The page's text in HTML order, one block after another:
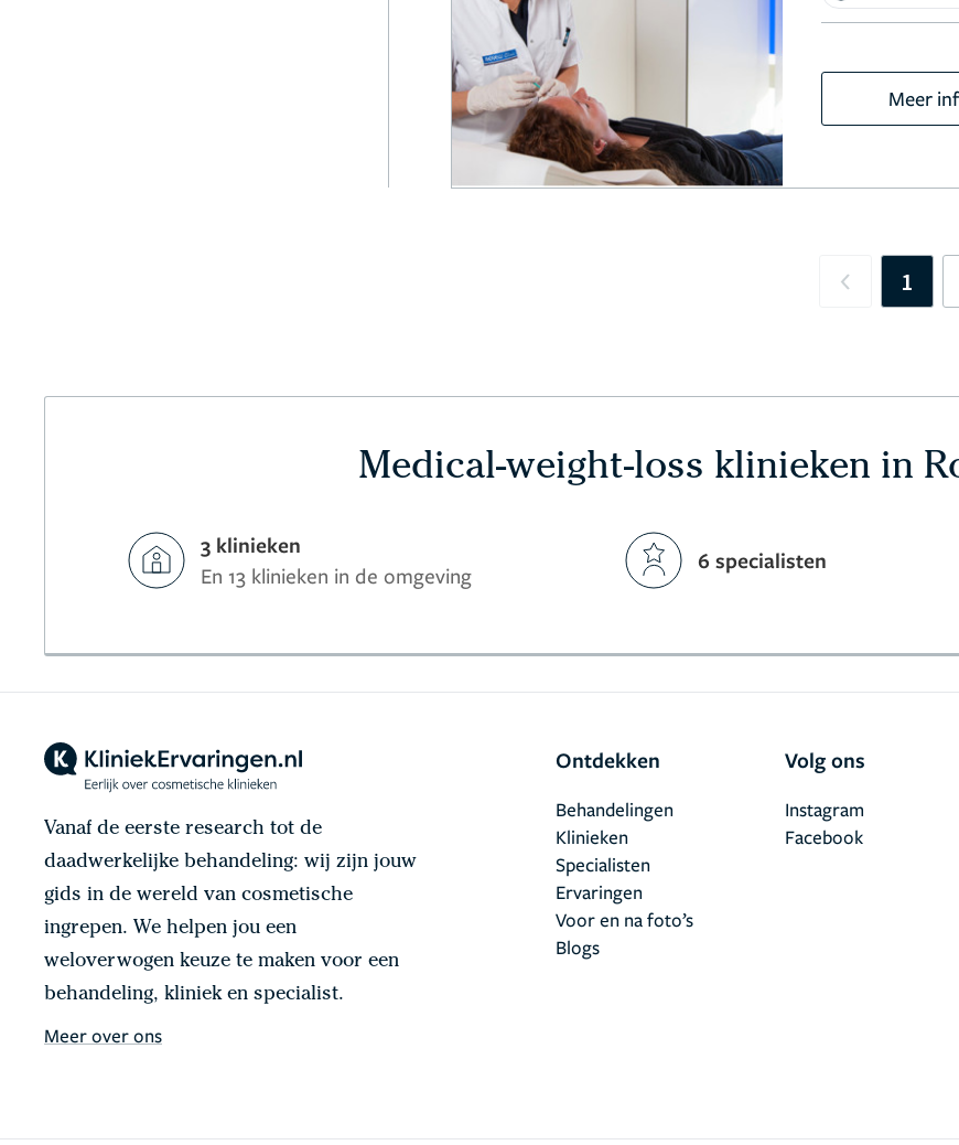
Meer
Previous
1
Medical-weight-loss klinieken in
3 klinieken
En 13 klinieken in de omgeving
6 specialisten
Vanaf de eerste research tot de
daadwerkelijke behandeling: wij zijn jouw
gids in de wereld van cosmetische
ingrepen. We helpen jou een
weloverwogen keuze te maken voor een
behandeling, kliniek en specialist.
Meer over ons
Ontdekken
Behandelingen
Klinieken
Specialisten
Ervaringen
Voor en na foto’s
Blogs
Volg ons
Facebook
Instagram